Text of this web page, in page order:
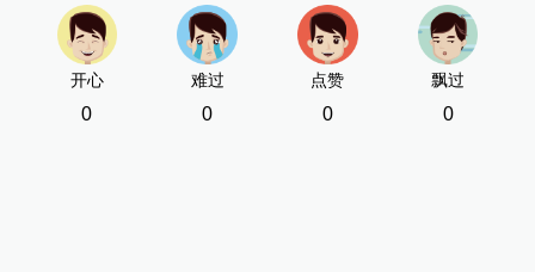
开心
0
难过
0
点赞
0
飘过
0